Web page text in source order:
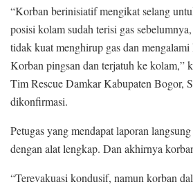
“Korban berinisiatif mengikat selang
posisi kolam sudah terisi gas
tidak kuat menghirup gas dan mengalami
Korban pingsan dan terjatuh ke kolam,”
Tim Rescue Damkar Kabupaten Bogor,
dikonfirmasi.
Petugas yang mendapat laporan
dengan alat lengkap. Dan akhirnya
“Terevakuasi kondusif, namun korban